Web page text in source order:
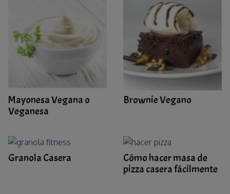
Mayonesa Vegana o
Veganesa
Brownie Vegano
Granola Casera
Cómo hacer masa de
pizza casera fácilmente